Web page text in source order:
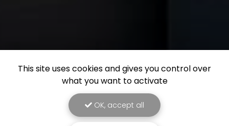
This site uses cookies and gives you control over
what you want to activate
OK, accept all